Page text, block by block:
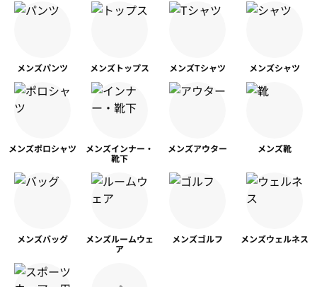
メンズパンツ メンズトップス メンズTシャツ メンズシャツ
メンズポロシャツ メンズインナー・
靴下
メンズアウター メンズ靴
メンズバッグ メンズルームウェ
ア
メンズゴルフ メンズウェルネス